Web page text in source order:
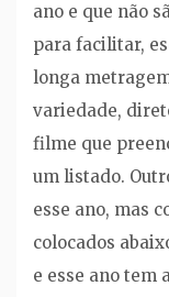
ano e que não
para facilitar,
longa
variedade,
filme que
um listado.
esse ano, mas
colocados
e esse ano tem